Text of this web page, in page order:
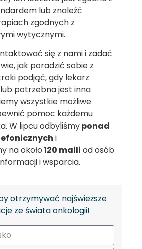
lub znaleźć
zgodnych z
wytycznymi.
się z nami i zadać
jak poradzić sobie z
podjąć, gdy lekarz
potrzebna jest inna
wszystkie możliwe
pomoc każdemu
W lipcu odbyliśmyponad
i
na około120 maili od osób
i wsparcia.
otrzymywać najświeższe
ze świata onkologii!